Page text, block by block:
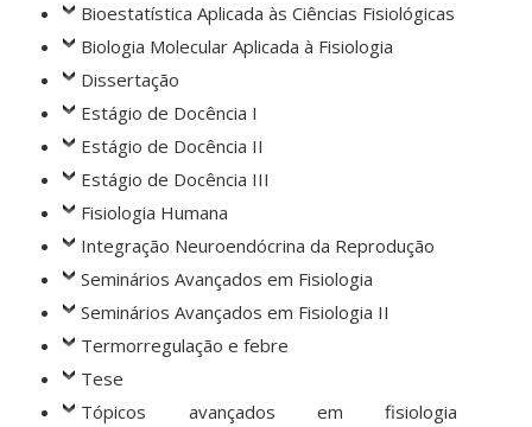
Bioestatística Aplicada às Ciências Fisiológicas
Biologia Molecular Aplicada à Fisiologia
Dissertação
Estágio de Docência I
Estágio de Docência II
Estágio de Docência III
Fisiologia Humana
Integração Neuroendócrina da Reprodução
Seminários Avançados em Fisiologia
Seminários Avançados em Fisiologia II
Termorregulação e febre
Tese
Tópicos avançados em fisiologia